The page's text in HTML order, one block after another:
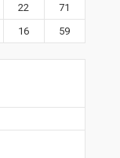
22
71
16 59